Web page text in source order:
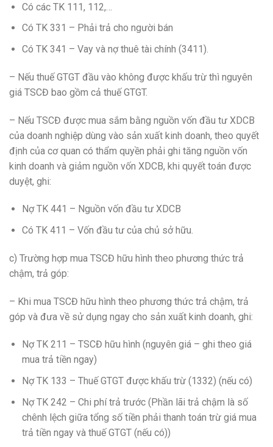
Có các TK 111, 112,…
Có TK 331 – Phải trả cho người bán
Có TK 341 – Vay và nợ thuê tài chính (3411).
– Nếu thuế GTGT đầu vào không được khấu trừ thì nguyên
giá TSCĐ bao gồm cả thuế GTGT.
– Nếu TSCĐ được mua sắm bằng nguồn vốn đầu tư XDCB
của doanh nghiệp dùng vào sản xuất kinh doanh, theo quyết
định của cơ quan có thẩm quyền phải ghi tăng nguồn vốn
kinh doanh và giảm nguồn vốn XDCB, khi quyết toán được
duyệt, ghi:
Nợ TK 441 – Nguồn vốn đầu tư XDCB
Có TK 411 – Vốn đầu tư của chủ sở hữu.
c) Trường hợp mua TSCĐ hữu hình theo phương thức trả
chậm, trả góp:
– Khi mua TSCĐ hữu hình theo phương thức trả chậm, trả
góp và đưa về sử dụng ngay cho sản xuất kinh doanh, ghi:
Nợ TK 211 – TSCĐ hữu hình (nguyên giá – ghi theo giá
mua trả tiền ngay)
Nợ TK 133 – Thuế GTGT được khấu trừ (1332) (nếu có)
Nợ TK 242 – Chi phí trả trước (Phần lãi trả chậm là số
chênh lệch giữa tổng số tiền phải thanh toán trừ giá mua
trả tiền ngay và thuế GTGT (nếu có))